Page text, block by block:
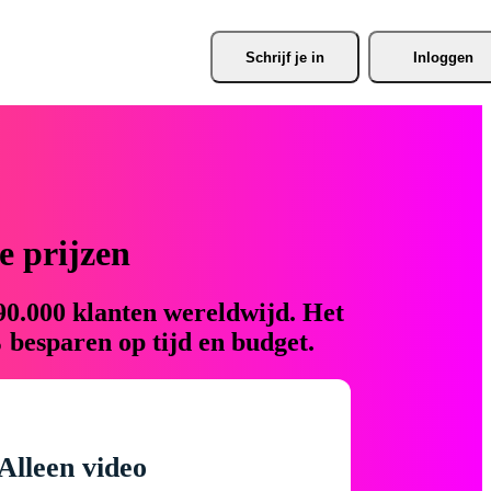
Schrijf je in Inloggen
prijzen
klanten wereldwijd. Het
op tijd en budget.
video